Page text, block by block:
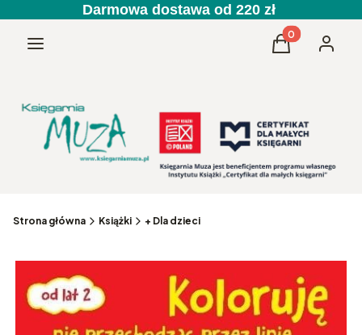
Darmowa dostawa od 220 zł
Menu Produkty w
Koszyk
Strona główna Książki + Dla dzieci